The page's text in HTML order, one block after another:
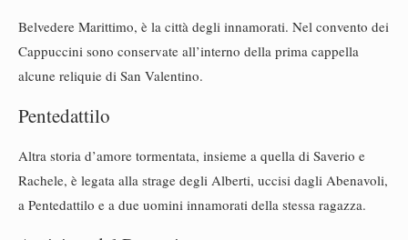
Belvedere Marittimo, è la città degli innamorati. Nel convento dei
Cappuccini sono conservate all’interno della prima cappella
alcune reliquie di San Valentino.
Pentedattilo
Altra storia d’amore tormentata, insieme a quella di Saverio e
Rachele, è legata alla strage degli Alberti, uccisi dagli Abenavoli,
a Pentedattilo e a due uomini innamorati della stessa ragazza.